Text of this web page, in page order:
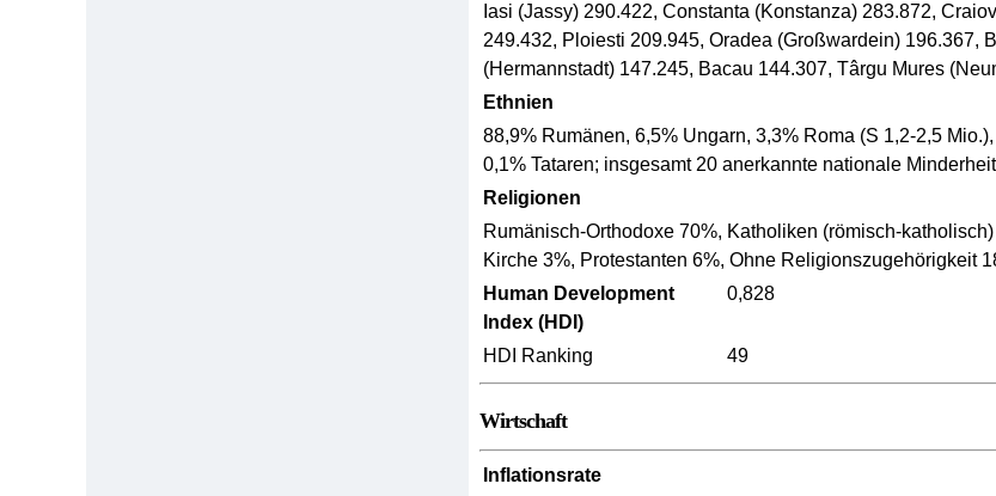
Iasi (Jassy) 290.422, Constanta (Konstanza) 283.872,
249.432, Ploiesti 209.945, Oradea (Großwardein) 196.367,
(Hermannstadt) 147.245, Bacau 144.307, Târgu Mures
Ethnien
88,9% Rumänen, 6,5% Ungarn, 3,3% Roma (S 1,2-2,5
0,1% Tataren; insgesamt 20 anerkannte nationale
Religionen
Rumänisch-Orthodoxe 70%, Katholiken (römisch-
Kirche 3%, Protestanten 6%, Ohne Religionszugehörigkeit
Human Development
Index (HDI)
0,828
HDI Ranking 49
Wirtschaft
Inflationsrate